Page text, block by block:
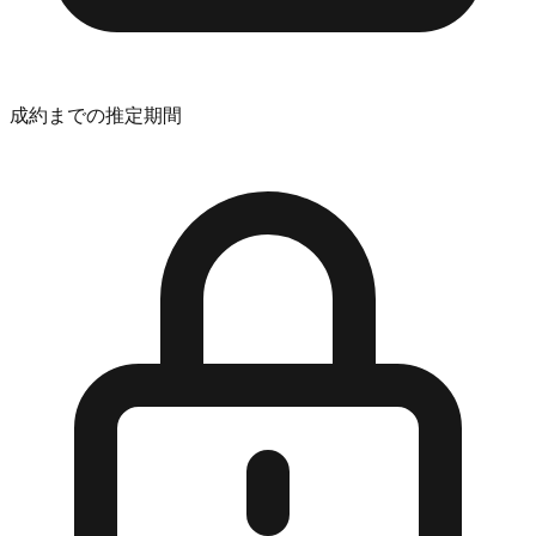
成約までの推定期間